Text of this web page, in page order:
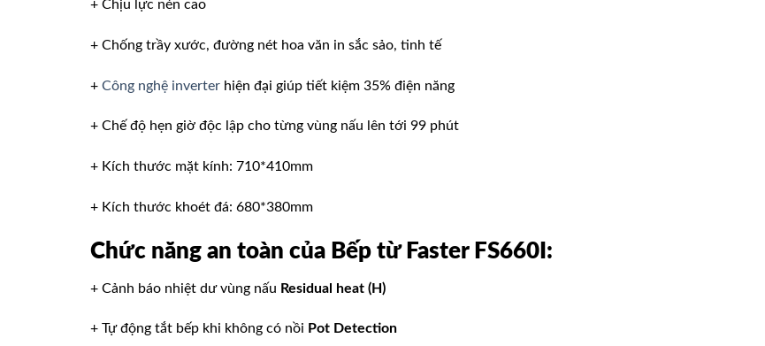
+ Chịu lực nén cao
+ Chống trầy xước, đường nét hoa văn in sắc sảo, tinh tế
+ Công nghệ inverter hiện đại giúp tiết kiệm 35% điện năng
+ Chế độ hẹn giờ độc lập cho từng vùng nấu lên tới 99 phút
+ Kích thước mặt kính: 710*410mm
+ Kích thước khoét đá: 680*380mm
Chức năng an toàn của Bếp từ Faster FS660I :
+ Cảnh báo nhiệt dư vùng nấu Residual heat (H)
+ Tự động tắt bếp khi không có nồi Pot Detection